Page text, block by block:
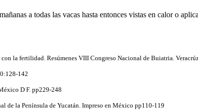
a todas las vacas hasta entonces vistas en calor o
la fertilidad. Resúmenes VIII Congreso Nacional de Buiatria.
142
D F. pp229-248
de la Península de Yucatán. Impreso en México pp110-119